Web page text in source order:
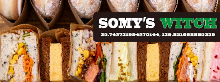
オードブル
700 円/人
⑤〈1人3個〉嬉しい個包装DELIサンドイッ
チプラン
オードブル
900円 /人